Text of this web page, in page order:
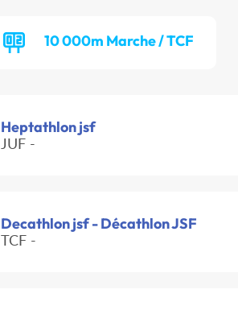
10 000m Marche / TCF
Heptathlon jsf
JUF -
Decathlon jsf - Décathlon JSF
TCF -